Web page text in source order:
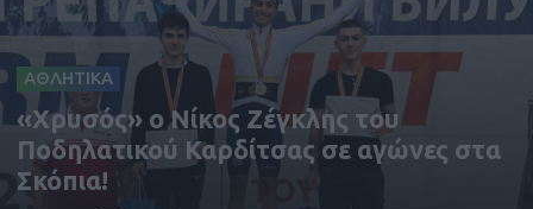
ΑΓΩΝ
ΑΘΛΗΤΙΚΑ
«Χρυσός» ο Νίκος Ζέγκλης του
Ποδηλατικού Καρδίτσας σε αγώνες στα
Σκόπια!